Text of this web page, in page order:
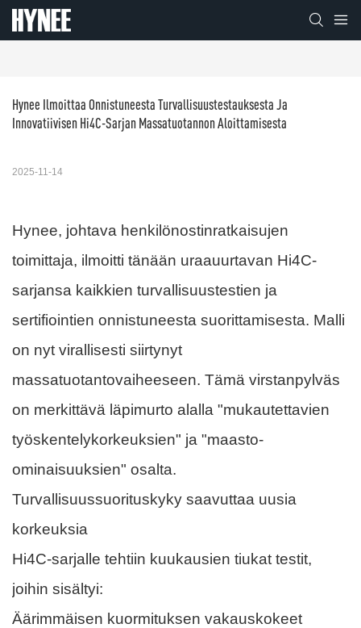
Hynee Ilmoittaa Onnistuneesta Turvallisuustestauksesta Ja
Innovatiivisen Hi4C-Sarjan Massatuotannon Aloittamisesta
2025-11-14
Hynee, johtava henkilönostinratkaisujen
toimittaja, ilmoitti tänään uraauurtavan Hi4C-
sarjansa kaikkien turvallisuustestien ja
sertifiointien onnistuneesta suorittamisesta. Malli
on nyt virallisesti siirtynyt
massatuotantovaiheeseen. Tämä virstanpylväs
on merkittävä läpimurto alalla "mukautettavien
työskentelykorkeuksien" ja "maasto-
ominaisuuksien" osalta.
Turvallisuussuorituskyky saavuttaa uusia
korkeuksia
Hi4C-sarjalle tehtiin kuukausien tiukat testit,
joihin sisältyi:
Äärimmäisen kuormituksen vakauskokeet